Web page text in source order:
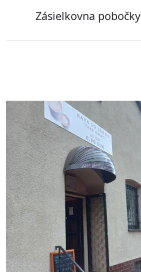
Zásielkovna pobočky